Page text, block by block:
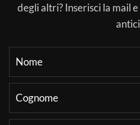
degli altri? Inserisci la mail